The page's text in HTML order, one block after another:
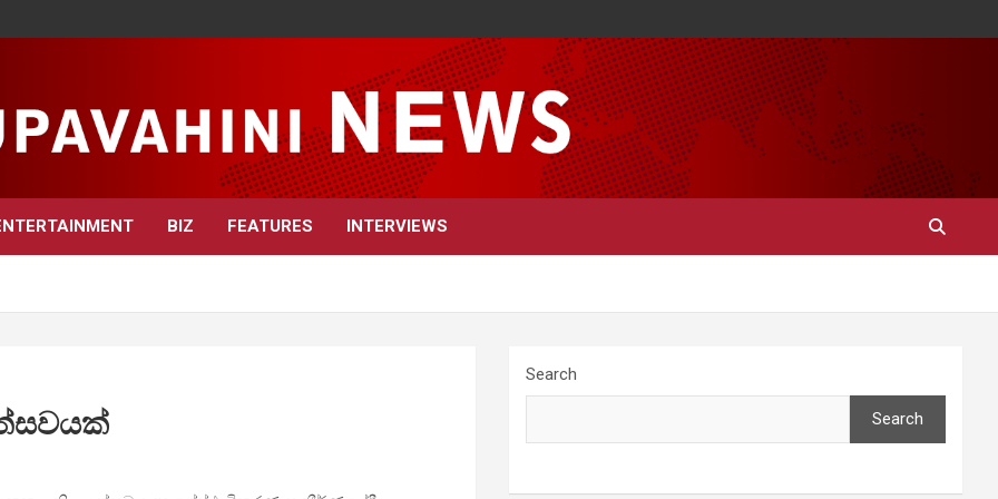
BIZ FEATURES INTERVIEWS
Search
Search